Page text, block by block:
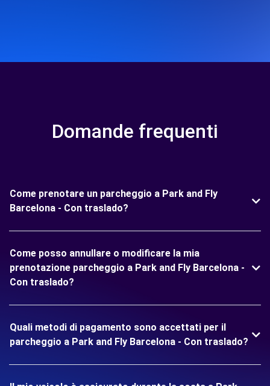
Domande frequenti
Come prenotare un parcheggio a Park and Fly
Barcelona - Con traslado?
Come posso annullare o modificare la mia
prenotazione parcheggio a Park and Fly Barcelona -
Con traslado?
Quali metodi di pagamento sono accettati per il
parcheggio a Park and Fly Barcelona - Con traslado?